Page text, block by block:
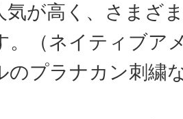
気が高く、さまざ
。（ネイティブア
のプラナカン刺繍